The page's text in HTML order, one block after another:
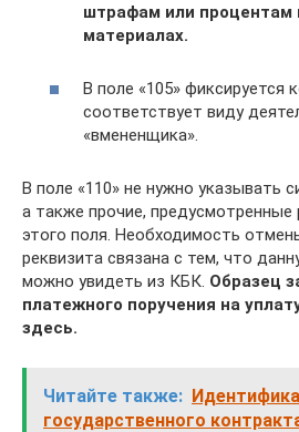
штрафам или процентам
материалах.
В поле «105»
соответствует виду
«вмененщика».
В поле «110» не нужно указывать
а также прочие,
этого поля. Необходимость
реквизита связана с тем, что
можно увидеть из КБК. Образец
платежного поручения на
здесь.
Читайте также:
государственного